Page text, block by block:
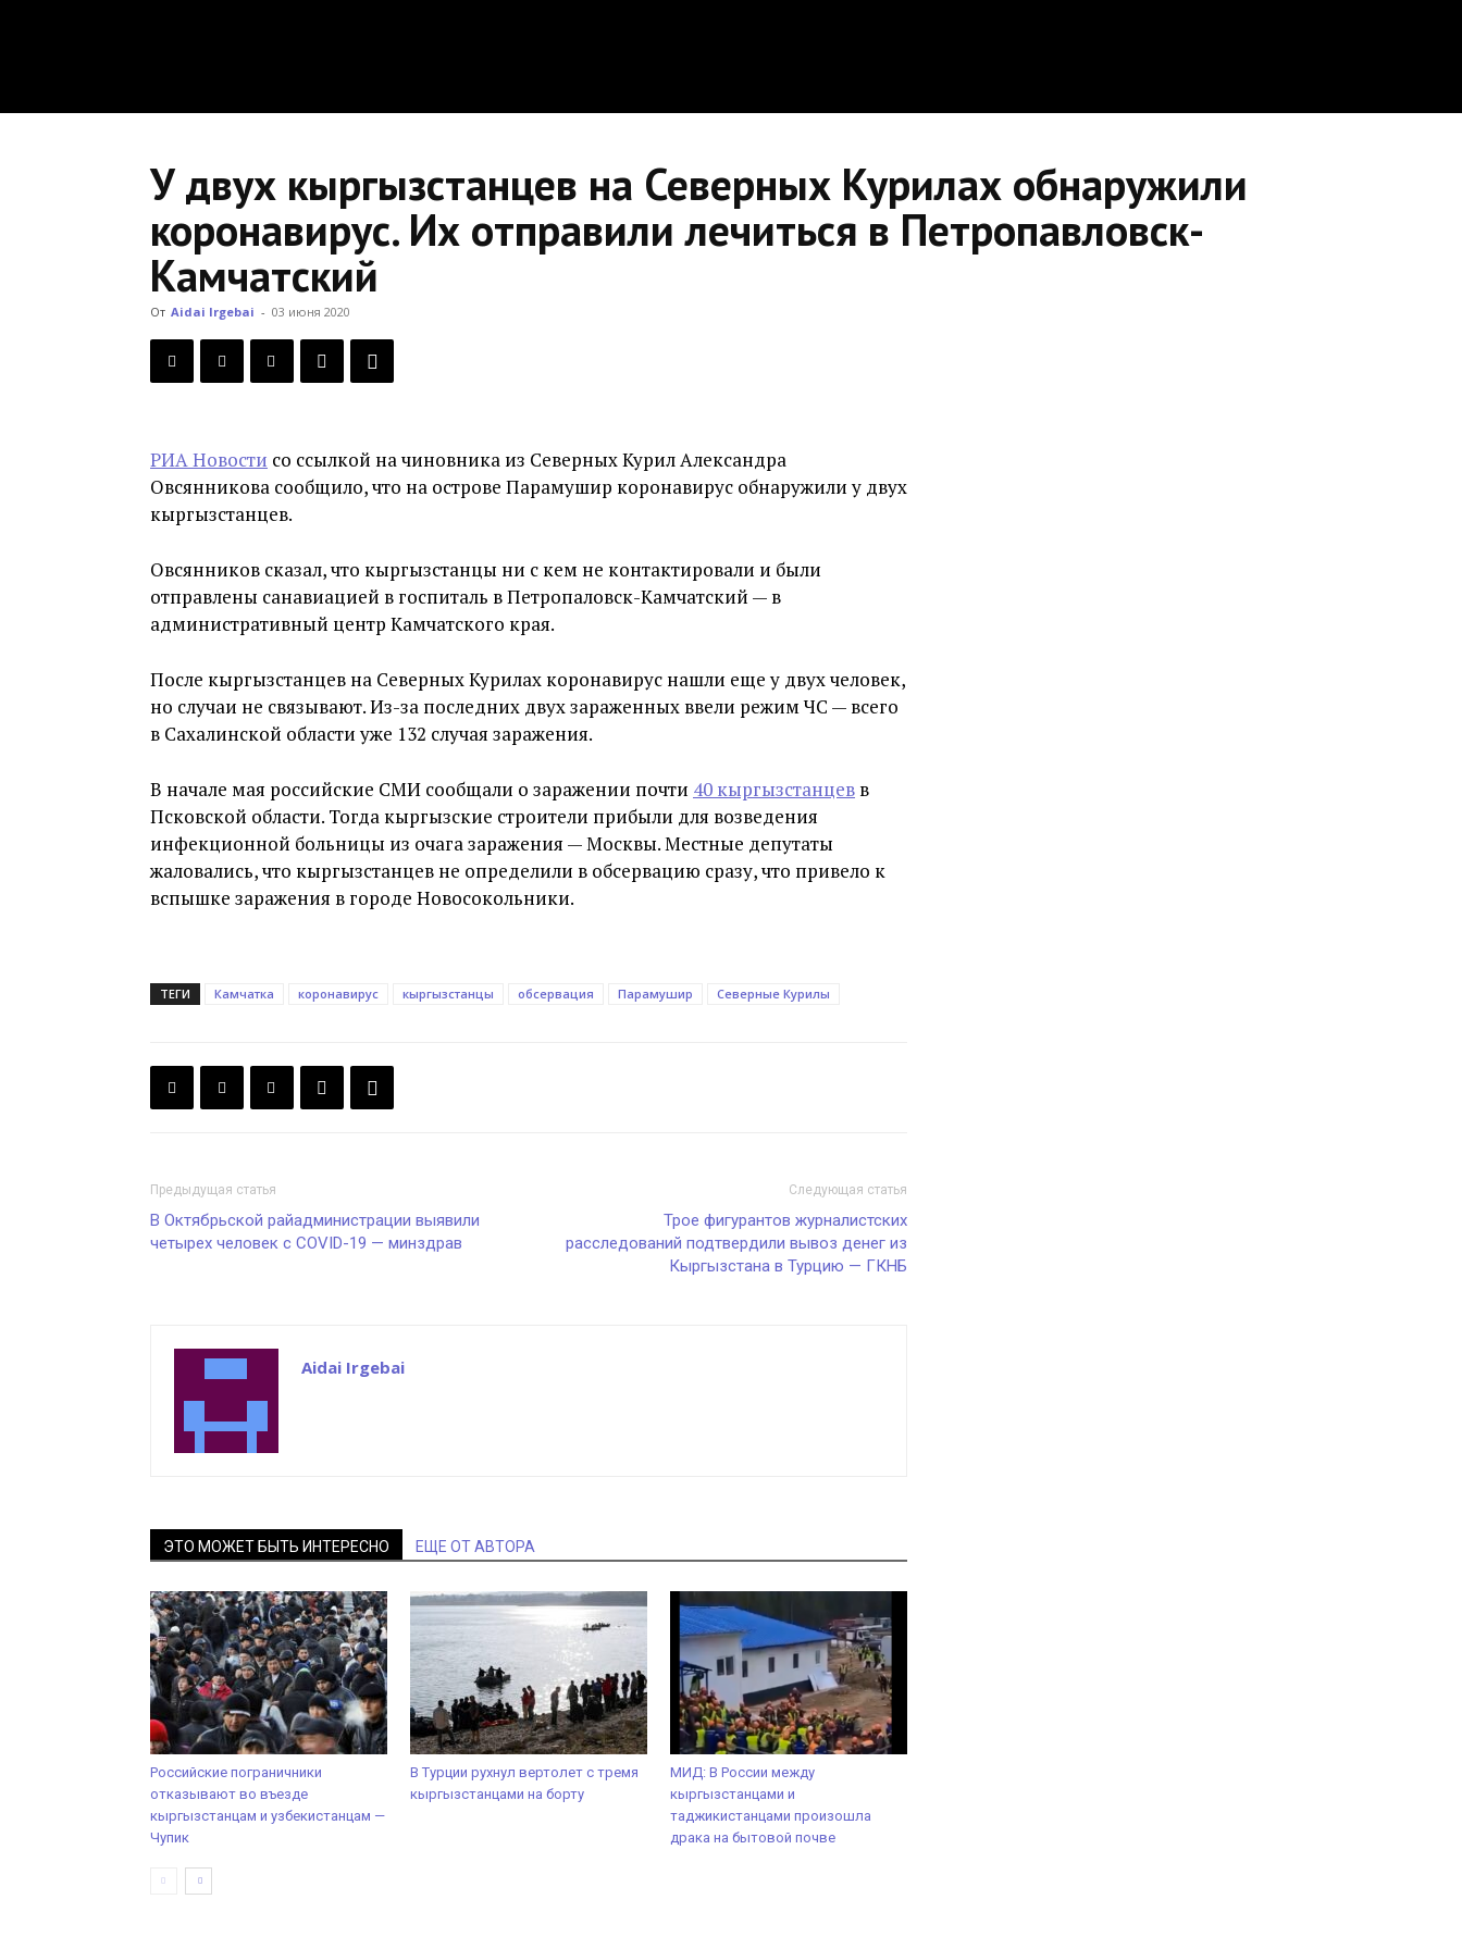
У двух кыргызстанцев на Северных Курилах обнаружили
коронавирус. Их отправили лечиться в Петропавловск-
Камчатский
От Aidai Irgebai - 03 июня 2020
РИА Новости со ссылкой на чиновника из Северных Курил Александра
Овсянникова сообщило, что на острове Парамушир коронавирус обнаружили у двух
кыргызстанцев.
Овсянников сказал, что кыргызстанцы ни с кем не контактировали и были
отправлены санавиацией в госпиталь в Петропаловск-Камчатский — в
административный центр Камчатского края.
После кыргызстанцев на Северных Курилах коронавирус нашли еще у двух человек,
но случаи не связывают. Из-за последних двух зараженных ввели режим ЧС — всего
в Сахалинской области уже 132 случая заражения.
В начале мая российские СМИ сообщали о заражении почти 40 кыргызстанцев в
Псковской области. Тогда кыргызские строители прибыли для возведения
инфекционной больницы из очага заражения — Москвы. Местные депутаты
жаловались, что кыргызстанцев не определили в обсервацию сразу, что привело к
вспышке заражения в городе Новосокольники.
ТЕГИ Камчатка коронавирус кыргызстанцы обсервация Парамушир Северные Курилы
Предыдущая статья
В Октябрьской райадминистрации выявили
четырех человек с COVID-19 — минздрав
Следующая статья
Трое фигурантов журналистских
расследований подтвердили вывоз денег из
Кыргызстана в Турцию — ГКНБ
Aidai Irgebai
ЭТО МОЖЕТ БЫТЬ ИНТЕРЕСНО ЕЩЕ ОТ АВТОРА
Российские пограничники
отказывают во въезде
кыргызстанцам и узбекистанцам —
Чупик
В Турции рухнул вертолет с тремя
кыргызстанцами на борту
МИД: В России между
кыргызстанцами и
таджикистанцами произошла
драка на бытовой почве